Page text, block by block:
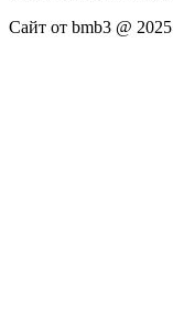
Сайт от bmb3 @ 2025